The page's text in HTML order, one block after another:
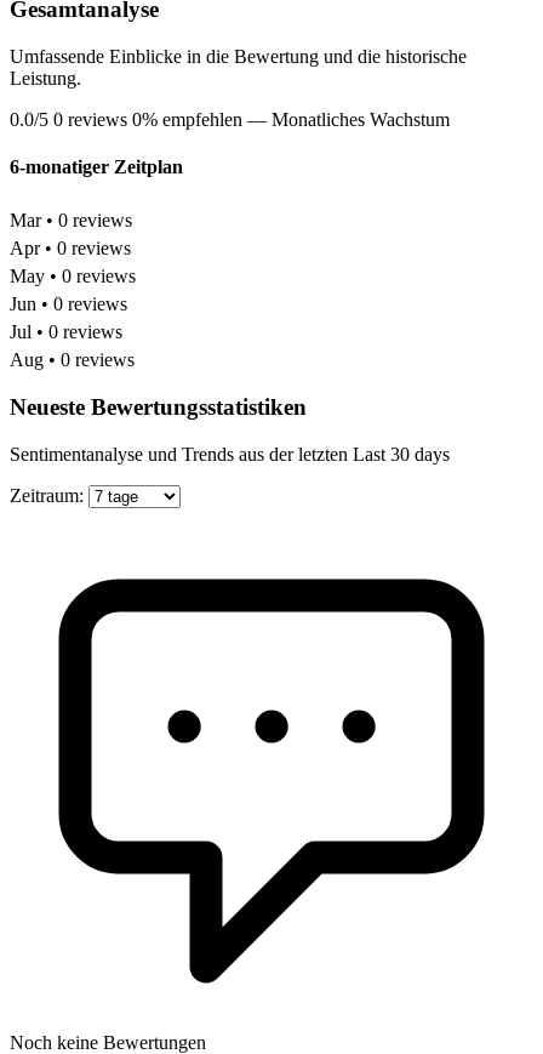
Gesamtanalyse
Umfassende Einblicke in die Bewertung und die historische
Leistung.
0.0/5 0 reviews 0% empfehlen — Monatliches Wachstum
6-monatiger Zeitplan
Mar • 0 reviews
Apr • 0 reviews
May • 0 reviews
Jun • 0 reviews
Jul • 0 reviews
Aug • 0 reviews
Neueste Bewertungsstatistiken
Sentimentanalyse und Trends aus der letzten Last 30 days
Zeitraum:
Noch keine Bewertungen